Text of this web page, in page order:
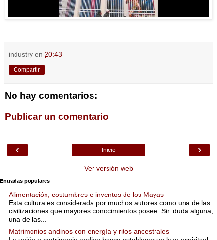
industry en 20:43
Compartir
No hay comentarios:
Publicar un comentario
‹ ›
Inicio
Ver versión web
Entradas populares
Alimentación, costumbres e inventos de los Mayas
Esta cultura es considerada por muchos autores como una de las
civilizaciones que mayores conocimientos posee. Sin duda alguna,
una de las...
Matrimonios andinos con energía y ritos ancestrales